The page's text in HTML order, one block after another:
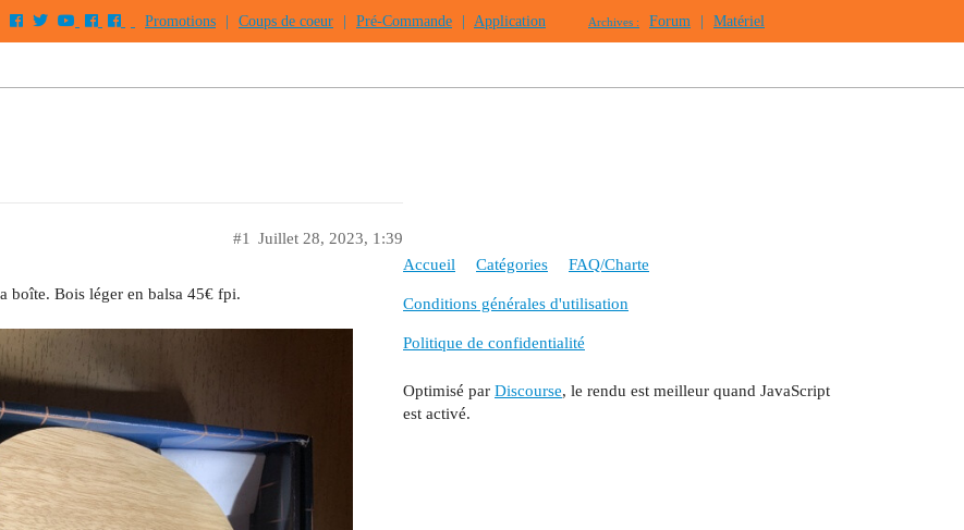
Promotions Coups de coeur Pré-Commande Application Archives : Forum Matériel
Juillet 28, 2023, 1:39
#1
boîte. Bois léger en balsa 45€ fpi.
Accueil Catégories FAQ/Charte
Conditions générales d'utilisation
Politique de confidentialité
Optimisé par Discourse, le rendu est meilleur quand JavaScript
est activé.